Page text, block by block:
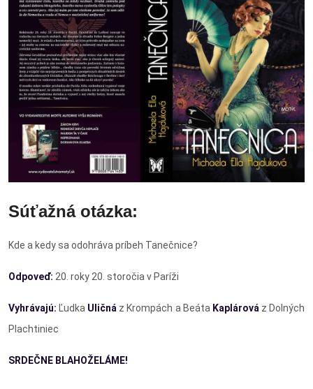
Súťažná otázka:
Kde a kedy sa odohráva príbeh Tanečnice?
Odpoveď: 20. roky 20. storočia v Paríži
Vyhrávajú: Ľudka Uličná z Krompách a Beáta Kaplárová z Dolných
Plachtiniec
SRDEČNE BLAHOŽELÁME!